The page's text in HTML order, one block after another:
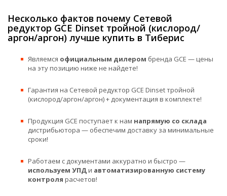
Несколько фактов почему Сетевой
редуктор GCE Dinset тройной (кислород/
аргон/аргон) лучше купить в Тиберис
Являемся официальным дилером бренда GCE — цены
на эту позицию ниже не найдете!
Гарантия на Сетевой редуктор GCE Dinset тройной
(кислород/аргон/аргон) + документация в комплекте!
Продукция GCE поступает к нам напрямую со склада
дистрибьютора — обеспечим доставку за минимальные
сроки!
Работаем с документами аккуратно и быстро —
используем УПДи автоматизированную систему
контроля расчетов!